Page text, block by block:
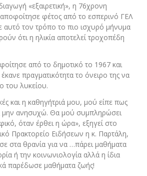
«εξαιρετική», η 76χρονη
φέτος από το εσπερινό ΓΕΛ
αυτό τον τρόπο το πιο ισχυρό μήνυμα
ότι η ηλικία αποτελεί τροχοπέδη
από το δημοτικό το 1967 και
πραγματικότητα το όνειρο της να
του λυκείου.
και η καθηγήτριά μου, μού είπε πως
μην ανησυχώ. Θα μού συμπληρώσει
όταν έρθει η ώρα», εξηγεί στο
Πρακτορείο Ειδήσεων η κ. Παρτάλη,
στα θρανία για να …πάρει μαθήματα
ή την κοινωνιολογία αλλά η ίδια
παρέδωσε μαθήματα ζωής!